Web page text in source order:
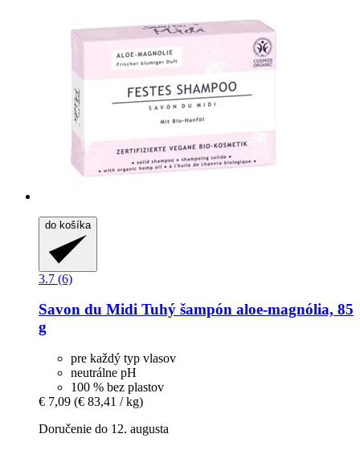
do košíka
3.7 (6)
Savon du Midi Tuhý šampón aloe-​magnólia, 85
g
pre každý typ vlasov
neutrálne pH
100 % bez plastov
€ 7,09 (€ 83,41 / kg)
Doručenie do 12. augusta